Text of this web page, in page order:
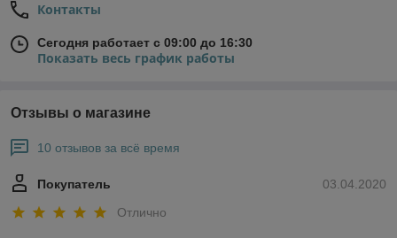
Контакты
Сегодня работает с 09:00 до 16:30
Показать весь график работы
Отзывы о магазине
10 отзывов за всё время
03.04.2020
Покупатель
Отлично